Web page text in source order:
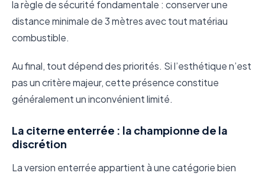
la règle de sécurité fondamentale : conserver une
distance minimale de 3 mètres avec tout matériau
combustible.
Au final, tout dépend des priorités. Si l’esthétique n’est
pas un critère majeur, cette présence constitue
généralement un inconvénient limité.
La citerne enterrée : la championne de la
discrétion
La version enterrée appartient à une catégorie bien